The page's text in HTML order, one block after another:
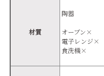
材質
陶器
オーブン×
電子レンジ×
食洗機×